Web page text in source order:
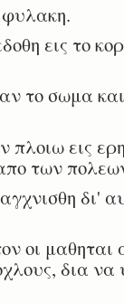
εις το
το σωμα
εις
των
δι'
οι μαθηται
δια